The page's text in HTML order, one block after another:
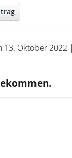
13. Oktober 2022